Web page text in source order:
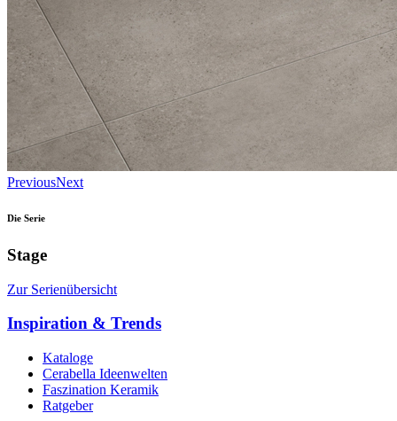
PreviousNext
Die Serie
Stage
Zur Serienübersicht
Inspiration & Trends
Kataloge
Cerabella Ideenwelten
Faszination Keramik
Ratgeber